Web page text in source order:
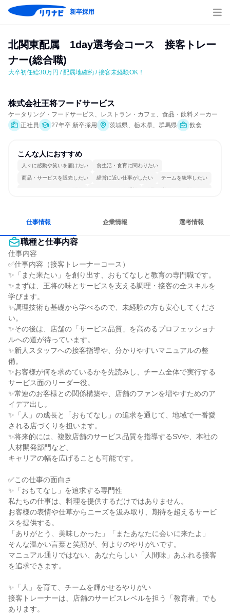
新卒採用
北関東配属　1day選考会コース　接客トレー
ナー(総合職)
大卒初任給30万円 / 配属地確約 / 接客未経験OK！
株式会社王将フードサービス
ケータリング・フードサービス、レストラン・カフェ、食品・飲料メーカー
正社員
27年卒 新卒採用 茨城県、栃木県、群馬県 飲食
こんな人におすすめ
人々に感動や笑いを届けたい 食生活・食育に関わりたい
商品・サービスを販売したい 経営に近い仕事がしたい チームを統率したい
コミュニケーションが活発 チームワークを重視 多様な職種の人と関われる
仕事情報 企業情報 選考情報
職種と仕事内容
仕事内容
✅仕事内容（接客トレーナーコース）
✨「また来たい」を創り出す、おもてなしと教育の専門職です。
✨まずは、王将の味とサービスを支える調理・接客の全スキルを
学びます。
✨調理技術も基礎から学べるので、未経験の方も安心してくださ
い。
✨その後は、店舗の「サービス品質」を高めるプロフェッショナ
ルへの道が待っています。
✨新人スタッフへの接客指導や、分かりやすいマニュアルの整
備。
✨お客様が何を求めているかを先読みし、チーム全体で実行する
サービス面のリーダー役。
✨常連のお客様との関係構築や、店舗のファンを増やすためのア
イデア出し。
✨「人」の成長と「おもてなし」の追求を通じて、地域で一番愛
される店づくりを担います。
✨将来的には、複数店舗のサービス品質を指導するSVや、本社の
人材開発部門など、
キャリアの幅を広げることも可能です。
✅この仕事の面白さ
✨「おもてなし」を追求する専門性
私たちの仕事は、料理を提供するだけではありません。
お客様の表情や仕草からニーズを汲み取り、期待を超えるサービ
スを提供する。
「ありがとう、美味しかった」「またあなたに会いに来たよ」
そんな温かい言葉と笑顔が、何よりのやりがいです。
マニュアル通りではない、あなたらしい「人間味」あふれる接客
を追求できます。
✨「人」を育て、チームを輝かせるやりがい
接客トレーナーは、店舗のサービスレベルを担う「教育者」でも
あります。